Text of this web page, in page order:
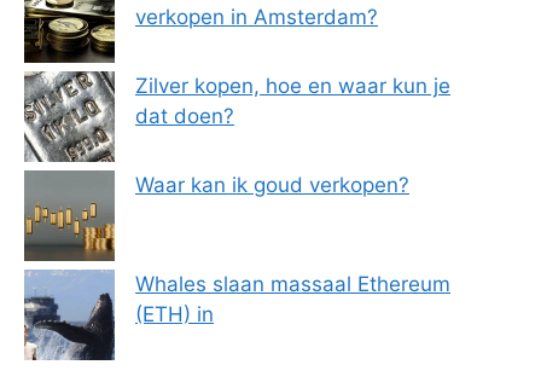
verkopen in Amsterdam?
Zilver kopen, hoe en waar kun je
dat doen?
Waar kan ik goud verkopen?
Whales slaan massaal Ethereum
(ETH) in